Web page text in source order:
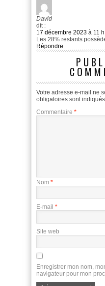
David
dit :
17 décembre 2023 à 11
Les 28% restants
Répondre
Votre adresse e-mail ne
obligatoires sont
Commentaire *
Nom *
E-mail *
Site web
Enregistrer mon nom,
navigateur pour mon